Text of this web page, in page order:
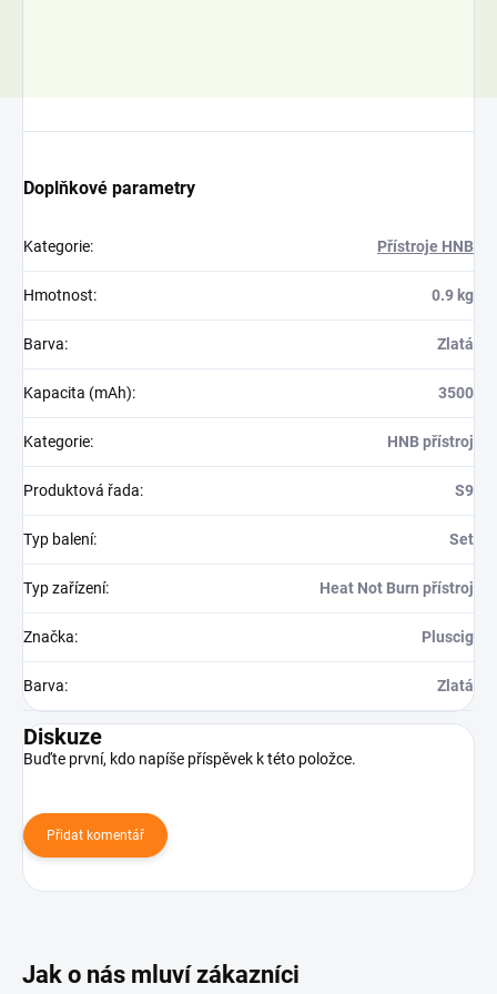
Doplňkové parametry
Kategorie: Přístroje HNB
Hmotnost: 0.9 kg
Barva: Zlatá
Kapacita (mAh): 3500
Kategorie: HNB přístroj
Produktová řada: S9
Typ balení: Set
Typ zařízení: Heat Not Burn přístroj
Značka: Pluscig
Barva: Zlatá
Diskuze
Buďte první, kdo napíše příspěvek k této položce.
Přidat komentář